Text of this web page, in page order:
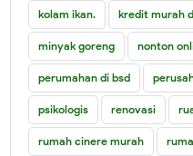
kolam ikan. kredit murah
minyak goreng nonton
perumahan di bsd
psikologis renovasi
rumah cinere murah